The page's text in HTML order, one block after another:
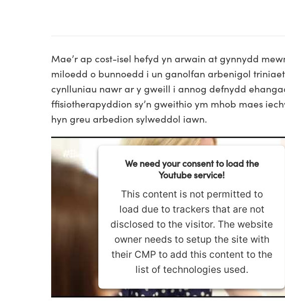
Mae’r ap cost-isel hefyd yn arwain at gynnydd
miloedd o bunnoedd i un ganolfan arbenigol
cynlluniau nawr ar y gweill i annog defnydd
ffisiotherapyddion sy’n gweithio ym mhob maes
hyn greu arbedion sylweddol iawn.
We need your consent to load the
Youtube service!
This content is not permitted to
load due to trackers that are not
disclosed to the visitor. The website
owner needs to setup the site with
their CMP to add this content to the
list of technologies used.
Powered byUsercentrics Consent Management